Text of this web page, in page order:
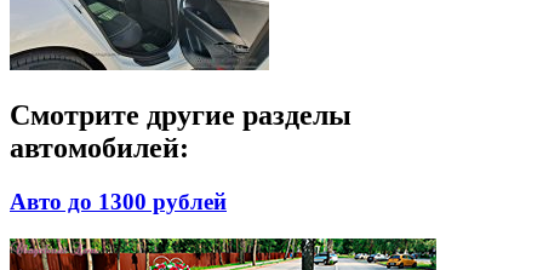
Смотрите другие разделы
автомобилей:
Авто до 1300 рублей